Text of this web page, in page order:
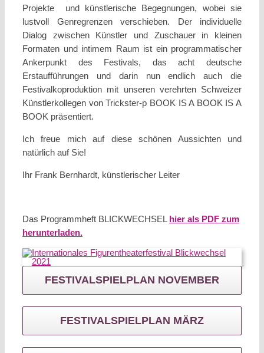
Projekte
und künstlerische Begegnungen, wobei sie
lustvoll Genregrenzen verschieben. Der individuelle
Dialog zwischen Künstler und Zuschauer in kleinen
Formaten und intimem Raum ist ein programmatischer
Ankerpunkt des Festivals, das acht deutsche
Erstaufführungen und darin nun endlich auch die
Festivalkoproduktion mit unseren verehrten Schweizer
Künstlerkollegen von Trickster-p BOOK IS A BOOK IS A
BOOK präsentiert.
Ich freue mich auf diese schönen Aussichten und
natürlich auf Sie!
Ihr Frank Bernhardt, künstlerischer Leiter
Das Programmheft BLICKWECHSEL hier als PDF zum
herunterladen.
FESTIVALSPIELPLAN NOVEMBER
FESTIVALSPIELPLAN MÄRZ